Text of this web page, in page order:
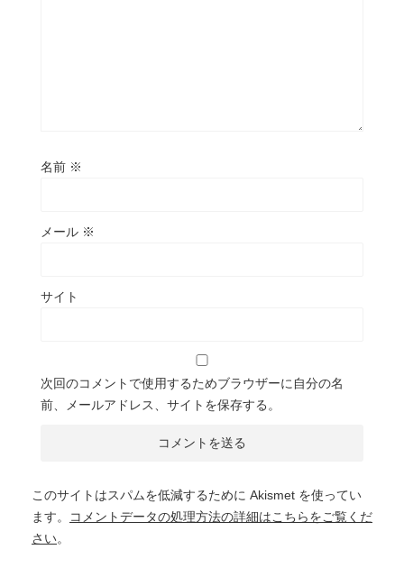
名前 ※
メール ※
サイト
次回のコメントで使用するためブラウザーに自分の名
前、メールアドレス、サイトを保存する。
このサイトはスパムを低減するために Akismet を使ってい
ます。
コメントデータの処理方法の詳細はこちらをご覧くだ
さい。